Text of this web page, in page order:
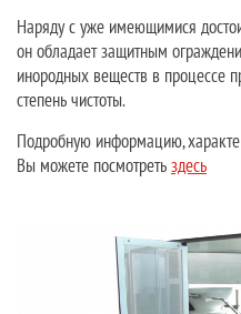
Наряду с уже имеющимися
он обладает защитным
инородных веществ в процессе
степень чистоты.
Подробную информацию,
Вы можете посмотретьздесь